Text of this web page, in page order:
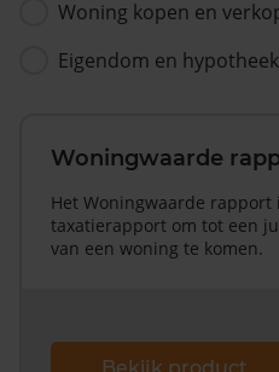
Woning kopen en
Eigendom en hypotheek
Woningwaarde
Het Woningwaarde rapport
taxatierapport om tot een
van een woning te komen.